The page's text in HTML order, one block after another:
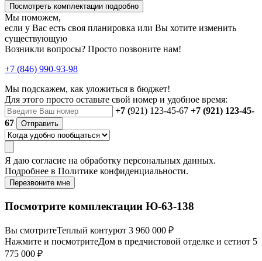
Посмотреть комплектации подробно
Мы поможем,
если у Вас есть своя планировка или Вы хотите изменить
существующую
Возникли вопросы? Просто позвоните нам!
+7 (846) 990-93-98
Мы подскажем, как уложиться в бюджет!
Для этого просто оставьте свой номер и удобное время:
+7 (921) 123-45-67 +7 (921) 123-45-
67
Отправить
Я даю согласие на обработку персональных данных.
Подробнее в Политике конфиденциальности.
Перезвоните мне
Посмотрите комплектации Ю-63-138
Вы смотритеТеплый контурот 3 960 000 ₽
Нажмите и посмотритеДом в предчистовой отделке и сетиот 5
775 000 ₽